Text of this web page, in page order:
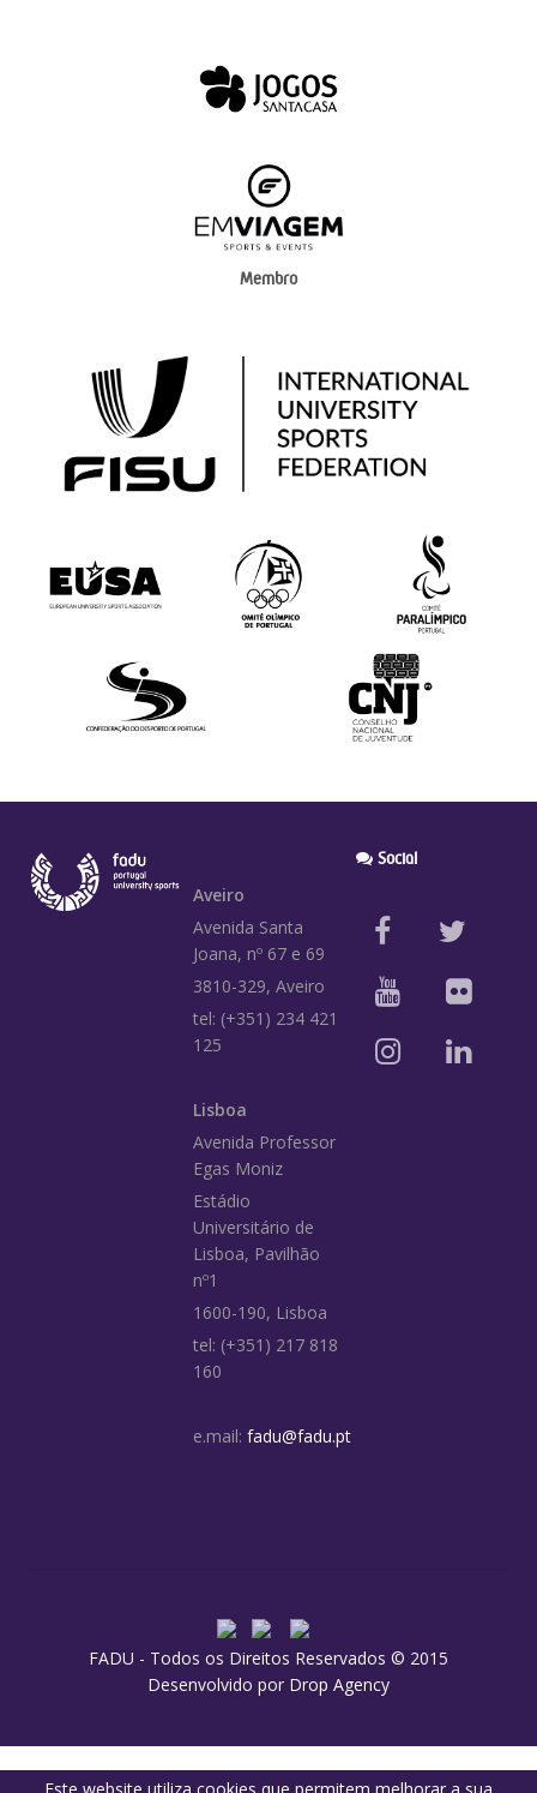
Membro
Aveiro
Avenida Santa
Joana, nº 67 e 69
3810-329, Aveiro
tel: (+351) 234 421
125
Lisboa
Avenida Professor
Egas Moniz
Estádio
Universitário de
Lisboa, Pavilhão
nº1
1600-190, Lisboa
tel: (+351) 217 818
160
e.mail: fadu@fadu.pt
Social
FADU - Todos os Direitos Reservados © 2015
Desenvolvido por Drop Agency